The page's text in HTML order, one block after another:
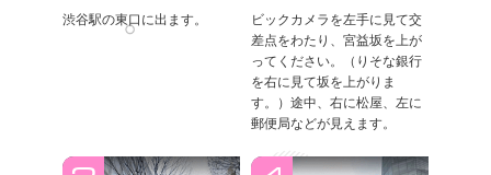
渋谷駅の東口に出ます。
ビックカメラを左手に見て交
差点をわたり、宮益坂を上が
ってください。（りそな銀行
を右に見て坂を上がりま
す。）途中、右に松屋、左に
郵便局などが見えます。